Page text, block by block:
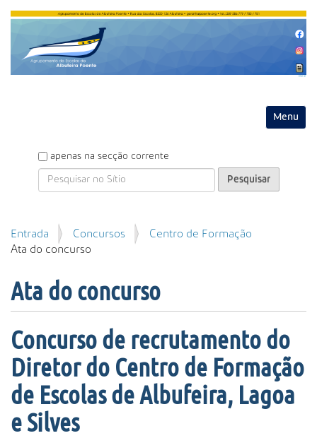
Toggle
P
e
i
s
apenas na secção corrente
P
e
u
a
A
n
a
Entrada Concursos
Centro de Formação
Ata do concurso
Ata do concurso
Concurso de recrutamento do
Diretor do Centro de Formação
de Escolas de Albufeira, Lagoa
e Silves